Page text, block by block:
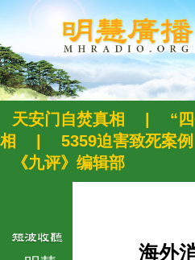
天安门自焚真相
“
相
5359迫害致死案例
《九评》编辑部
海外